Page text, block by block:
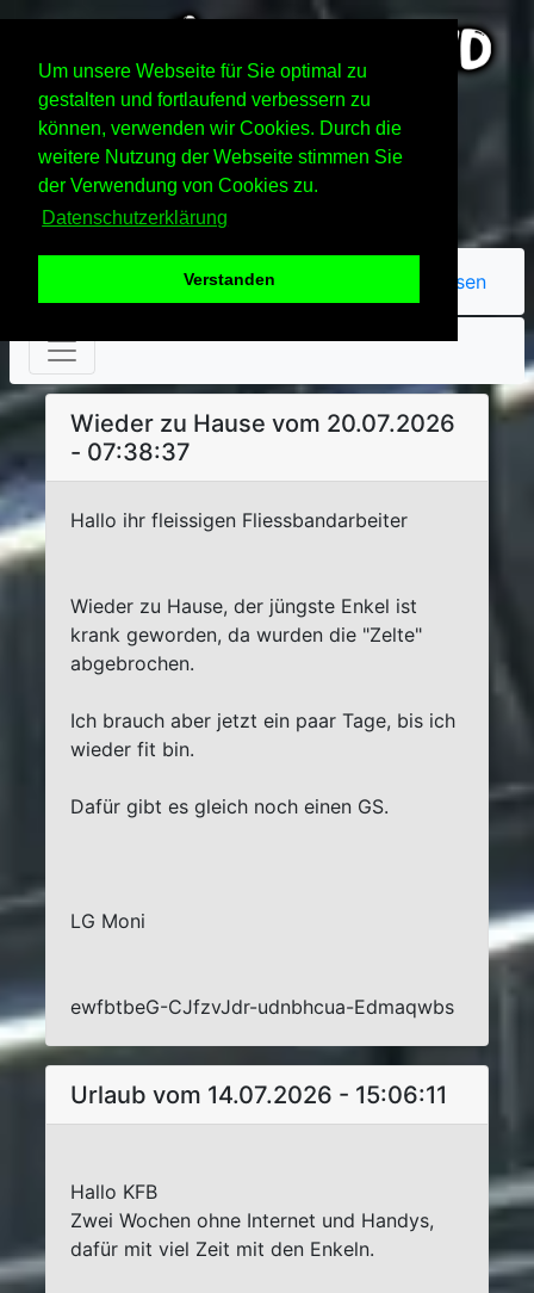
Um unsere Webseite für Sie optimal zu
gestalten und fortlaufend verbessern zu
können, verwenden wir Cookies. Durch die
weitere Nutzung der Webseite stimmen Sie
der Verwendung von Cookies zu.
Datenschutzerklärung
Verstanden Passwort vergessen
Wieder zu Hause vom 20.07.2026
- 07:38:37
Hallo ihr fleissigen Fliessbandarbeiter
Wieder zu Hause, der jüngste Enkel ist
krank geworden, da wurden die "Zelte"
abgebrochen.
Ich brauch aber jetzt ein paar Tage, bis ich
wieder fit bin.
Dafür gibt es gleich noch einen GS.
LG Moni
ewfbtbeG-CJfzvJdr-udnbhcua-Edmaqwbs
Urlaub vom 14.07.2026 - 15:06:11
Hallo KFB
Zwei Wochen ohne Internet und Handys,
dafür mit viel Zeit mit den Enkeln.